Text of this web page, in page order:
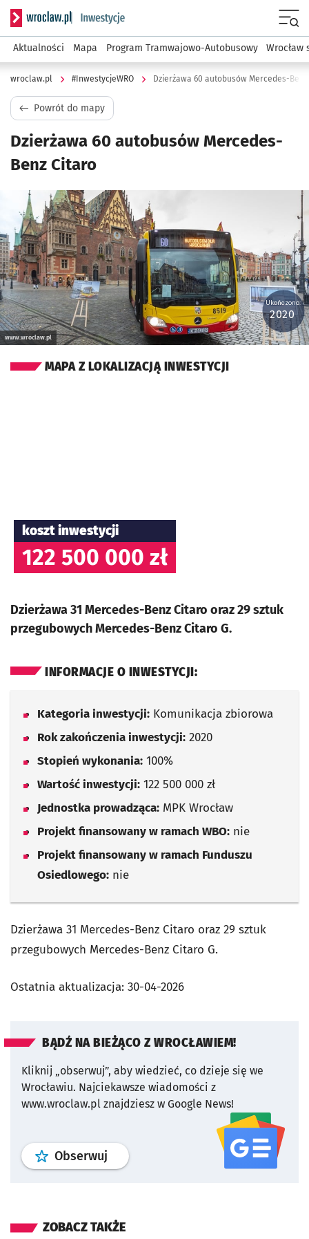
Serwis informacyjny wroclaw.pl podserwis:
Aktualności Mapa Program Tramwajowo-Autobusowy Wrocław
wroclaw.pl #InwestycjeWRO Dzierżawa 60 autobusów Mercedes-
Powrót do mapy
Dzierżawa 60 autobusów Mercedes-
Benz Citaro
Kliknij, aby powiększyć
www.wroclaw.pl
Ukończono:
2020
MAPA Z LOKALIZACJĄ INWESTYCJI
koszt inwestycji
122 500 000 zł
Dzierżawa 31 Mercedes-Benz Citaro oraz 29 sztuk
przegubowych Mercedes-Benz Citaro G.
INFORMACJE O INWESTYCJI:
Kategoria inwestycji: Komunikacja zbiorowa
Rok zakończenia inwestycji: 2020
Stopień wykonania: 100%
Wartość inwestycji: 122 500 000 zł
Jednostka prowadząca: MPK Wrocław
Projekt finansowany w ramach WBO: nie
Projekt finansowany w ramach Funduszu
Osiedlowego: nie
Dzierżawa 31 Mercedes-Benz Citaro oraz 29 sztuk
przegubowych Mercedes-Benz Citaro G.
Ostatnia aktualizacja: 30-04-2026
BĄDŹ NA BIEŻĄCO Z WROCŁAWIEM!
Kliknij „obserwuj”, aby wiedzieć, co dzieje się we
Wrocławiu. Najciekawsze wiadomości z
www.wroclaw.pl znajdziesz w Google News!
Obserwuj profil serwisu
ZOBACZ TAKŻE